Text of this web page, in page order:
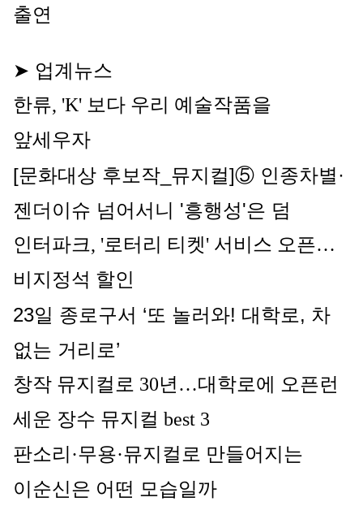
출연
➤ 업계뉴스
한류, 'K' 보다 우리 예술작품을
앞세우자
[문화대상 후보작_뮤지컬]⑤ 인종차별·
젠더이슈 넘어서니 '흥행성'은 덤
인터파크, '로터리 티켓' 서비스 오픈…
비지정석 할인
23일 종로구서 ‘또 놀러와! 대학로, 차
없는 거리로’
창작 뮤지컬로 30년…대학로에 오픈런
세운 장수 뮤지컬 best 3
판소리·무용·뮤지컬로 만들어지는
이순신은 어떤 모습일까